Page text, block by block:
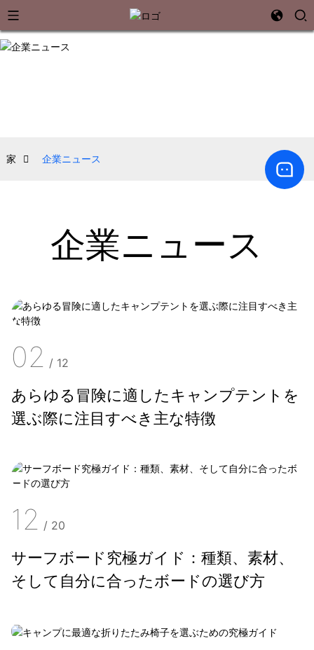
家 企業ニュース
企業ニュース
02 / 12
あらゆる冒険に適したキャンプテントを
選ぶ際に注目すべき主な特徴
12 / 20
サーフボード究極ガイド：種類、素材、
そして自分に合ったボードの選び方